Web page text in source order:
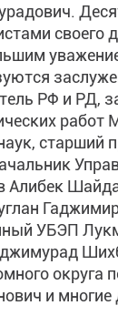
своего
РФ и РД,
старший
Алибек
УБЭП
округа
и многие